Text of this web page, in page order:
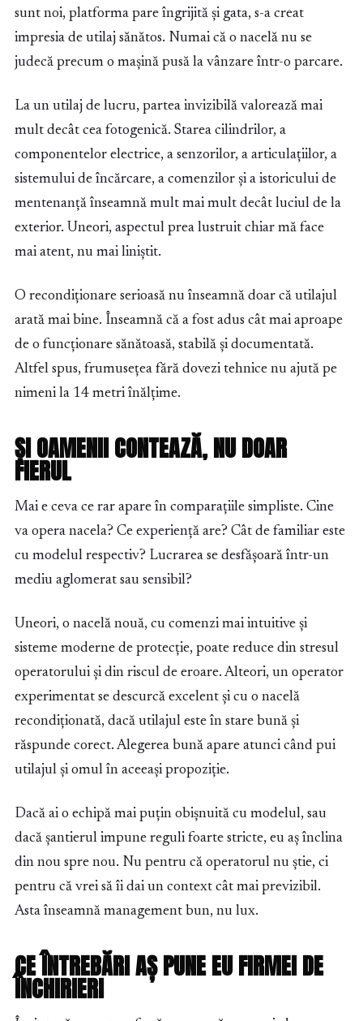
sunt noi, platforma pare îngrijită și gata, s-a creat
impresia de utilaj sănătos. Numai că o nacelă nu se
judecă precum o mașină pusă la vânzare într-o parcare.
La un utilaj de lucru, partea invizibilă valorează mai
mult decât cea fotogenică. Starea cilindrilor, a
componentelor electrice, a senzorilor, a articulațiilor, a
sistemului de încărcare, a comenzilor și a istoricului de
mentenanță înseamnă mult mai mult decât luciul de la
exterior. Uneori, aspectul prea lustruit chiar mă face
mai atent, nu mai liniștit.
O recondiționare serioasă nu înseamnă doar că utilajul
arată mai bine. Înseamnă că a fost adus cât mai aproape
de o funcționare sănătoasă, stabilă și documentată.
Altfel spus, frumusețea fără dovezi tehnice nu ajută pe
nimeni la 14 metri înălțime.
ȘI OAMENII CONTEAZĂ, NU DOAR
FIERUL
Mai e ceva ce rar apare în comparațiile simpliste. Cine
va opera nacela? Ce experiență are? Cât de familiar este
cu modelul respectiv? Lucrarea se desfășoară într-un
mediu aglomerat sau sensibil?
Uneori, o nacelă nouă, cu comenzi mai intuitive și
sisteme moderne de protecție, poate reduce din stresul
operatorului și din riscul de eroare. Alteori, un operator
experimentat se descurcă excelent și cu o nacelă
recondiționată, dacă utilajul este în stare bună și
răspunde corect. Alegerea bună apare atunci când pui
utilajul și omul în aceeași propoziție.
Dacă ai o echipă mai puțin obișnuită cu modelul, sau
dacă șantierul impune reguli foarte stricte, eu aș înclina
din nou spre nou. Nu pentru că operatorul nu știe, ci
pentru că vrei să îi dai un context cât mai previzibil.
Asta înseamnă management bun, nu lux.
CE ÎNTREBĂRI AȘ PUNE EU FIRMEI DE
ÎNCHIRIERI